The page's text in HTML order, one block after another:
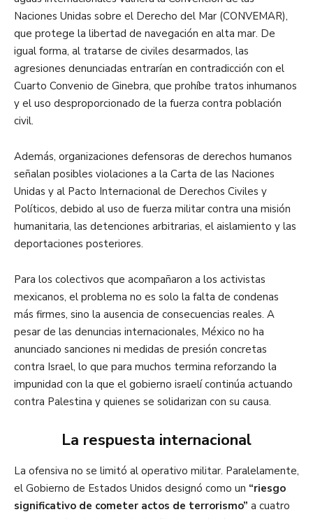
Naciones Unidas sobre el Derecho del Mar (CONVEMAR),
que protege la libertad de navegación en alta mar. De
igual forma, al tratarse de civiles desarmados, las
agresiones denunciadas entrarían en contradicción con el
Cuarto Convenio de Ginebra, que prohíbe tratos inhumanos
y el uso desproporcionado de la fuerza contra población
civil.
Además, organizaciones defensoras de derechos humanos
señalan posibles violaciones a la Carta de las Naciones
Unidas y al Pacto Internacional de Derechos Civiles y
Políticos, debido al uso de fuerza militar contra una misión
humanitaria, las detenciones arbitrarias, el aislamiento y las
deportaciones posteriores.
Para los colectivos que acompañaron a los activistas
mexicanos, el problema no es solo la falta de condenas
más firmes, sino la ausencia de consecuencias reales. A
pesar de las denuncias internacionales, México no ha
anunciado sanciones ni medidas de presión concretas
contra Israel, lo que para muchos termina reforzando la
impunidad con la que el gobierno israelí continúa actuando
contra Palestina y quienes se solidarizan con su causa.
La respuesta internacional
La ofensiva no se limitó al operativo militar. Paralelamente,
el Gobierno de Estados Unidos designó como un “riesgo
significativo de cometer actos de terrorismo” a cuatro